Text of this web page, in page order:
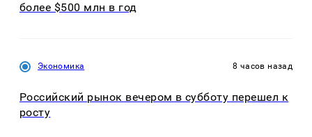
более $500 млн в год
Экономика 8 часов назад
Российский рынок вечером в субботу перешел к
росту